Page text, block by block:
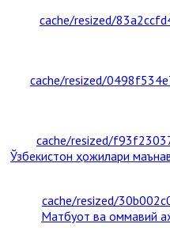
Ўзбекистон ҳожилари
Матбуот ва оммавий